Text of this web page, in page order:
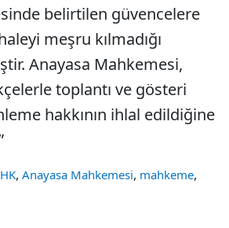
belirtilen güvencelere
meşru kılmadığı
Anayasa Mahkemesi,
toplantı ve gösteri
hakkının ihlal edildiğine
, Anayasa Mahkemesi, mahkeme,